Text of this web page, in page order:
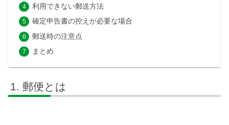
利用できない郵送方法
確定申告書の控えが必要な場合
郵送時の注意点
まとめ
郵便とは